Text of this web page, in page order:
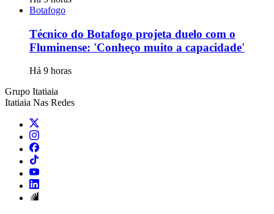
Botafogo
Técnico do Botafogo projeta duelo com o
Fluminense: 'Conheço muito a capacidade'
Há 9 horas
Grupo Itatiaia
Itatiaia Nas Redes